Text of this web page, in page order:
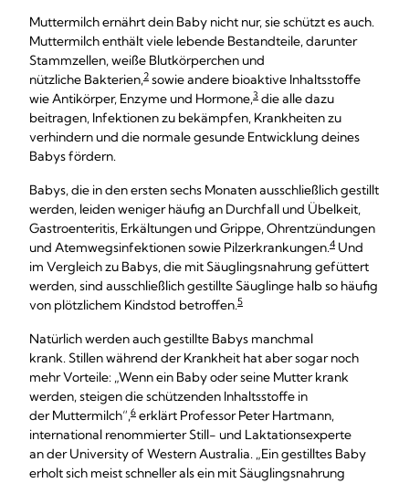
Muttermilch ernährt dein Baby nicht nur, sie schützt es auch.
Muttermilch enthält viele lebende Bestandteile, darunter
Stammzellen, weiße Blutkörperchen und
nützliche Bakterien,2 sowie andere bioaktive Inhaltsstoffe
wie Antikörper, Enzyme und Hormone,3 die alle dazu
beitragen, Infektionen zu bekämpfen, Krankheiten zu
verhindern und die normale gesunde Entwicklung deines
Babys fördern.
Babys, die in den ersten sechs Monaten ausschließlich gestillt
werden, leiden weniger häufig an Durchfall und Übelkeit,
Gastroenteritis, Erkältungen und Grippe, Ohrentzündungen
und Atemwegsinfektionen sowie Pilzerkrankungen.4 Und
im Vergleich zu Babys, die mit Säuglingsnahrung gefüttert
werden, sind ausschließlich gestillte Säuglinge halb so häufig
von plötzlichem Kindstod betroffen.5
Natürlich werden auch gestillte Babys manchmal
krank. Stillen während der Krankheit hat aber sogar noch
mehr Vorteile: „Wenn ein Baby oder seine Mutter krank
werden, steigen die schützenden Inhaltsstoffe in
der Muttermilch“,6 erklärt Professor Peter Hartmann,
international renommierter Still- und Laktationsexperte
an der University of Western Australia. „Ein gestilltes Baby
erholt sich meist schneller als ein mit Säuglingsnahrung